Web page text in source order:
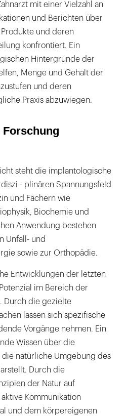
mit einer Vielzahl an
und Berichten über
und deren
konfrontiert. Ein
Hintergründe der
Menge und Gehalt der
und deren
Praxis abzuwiegen.
steht die implantologische
- plinären Spannungsfeld
und Fächern wie
Biochemie und
Anwendung bestehen
Unfall- und
sowie zur Orthopädie.
Entwicklungen der letzten
im Bereich der
Durch die gezielte
lassen sich spezifische
Vorgänge nehmen. Ein
Wissen über die
natürliche Umgebung des
Durch die
der Natur auf
Kommunikation
und dem körpereigenen